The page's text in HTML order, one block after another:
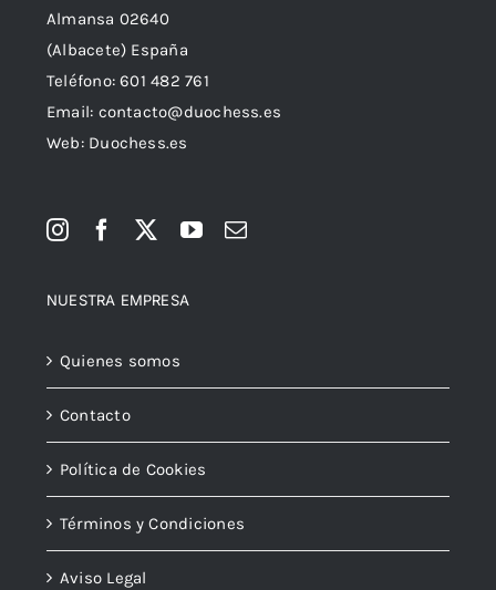
Almansa 02640
(Albacete) España
Teléfono:601 482 761
Email: contacto@duochess.es
Web: Duochess.es
NUESTRA EMPRESA
Quienes somos
Contacto
Política de Cookies
Términos y Condiciones
Aviso Legal